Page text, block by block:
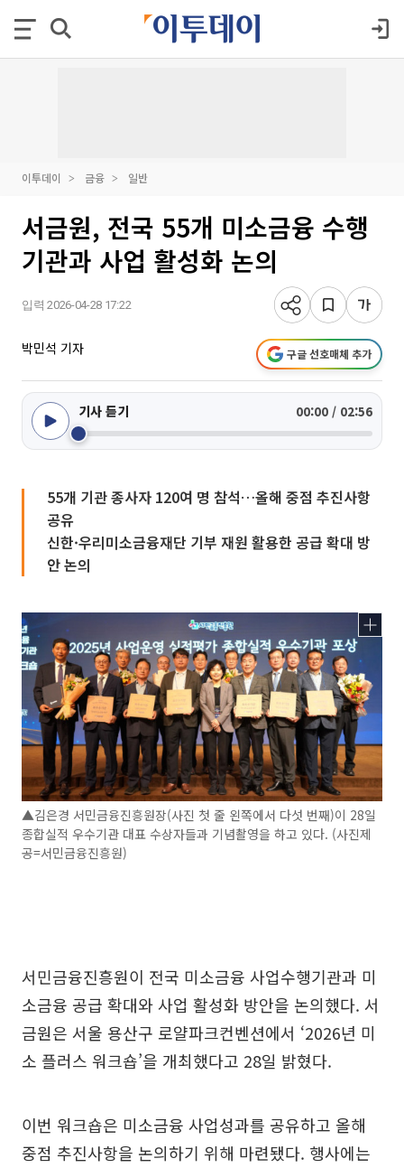
이투데이 금융 일반
서금원, 전국 55개 미소금융 수행
기관과 사업 활성화 논의
입력 2026-04-28 17:22
박민석 기자 구글 선호매체 추가
기사 듣기 00:00 / 02:56
55개 기관 종사자 120여 명 참석…올해 중점 추진사항
공유
신한·우리미소금융재단 기부 재원 활용한 공급 확대 방
안 논의
▲김은경 서민금융진흥원장(사진 첫 줄 왼쪽에서 다섯 번째)이 28일
종합실적 우수기관 대표 수상자들과 기념촬영을 하고 있다. (사진제
공=서민금융진흥원)
서민금융진흥원이 전국 미소금융 사업수행기관과 미
소금융 공급 확대와 사업 활성화 방안을 논의했다. 서
금원은 서울 용산구 로얄파크컨벤션에서 ‘2026년 미
소 플러스 워크숍’을 개최했다고 28일 밝혔다.
이번 워크숍은 미소금융 사업성과를 공유하고 올해
중점 추진사항을 논의하기 위해 마련됐다. 행사에는